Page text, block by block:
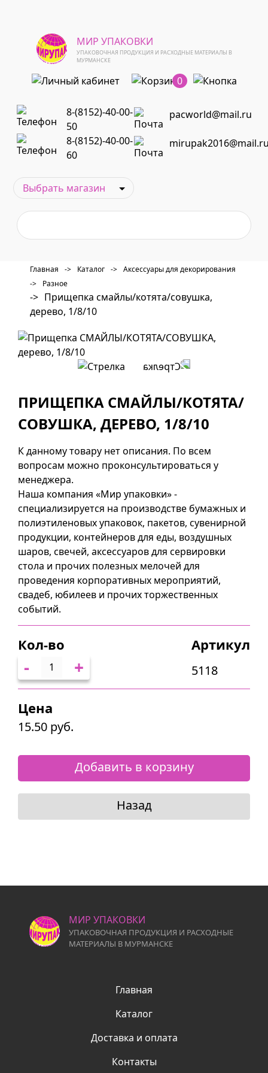
МИР УПАКОВКИ
УПАКОВОЧНАЯ ПРОДУКЦИЯ И РАСХОДНЫЕ МАТЕРИАЛЫ В
МУРМАНСКЕ
0
8-(8152)-40-00-
50
pacworld@mail.ru
8-(8152)-40-00-
60
Главная -> Каталог -> Аксессуары для декорирования
->
Разное
-> Прищепка смайлы/котята/совушка,
дерево, 1/8/10
ПРИЩЕПКА СМАЙЛЫ/КОТЯТА/
СОВУШКА, ДЕРЕВО, 1/8/10
К данному товару нет описания. По всем
вопросам можно проконсультироваться у
менеджера.
Наша компания «Мир упаковки» -
специализируется на производстве бумажных и
полиэтиленовых упаковок, пакетов, сувенирной
продукции, контейнеров для еды, воздушных
шаров, свечей, аксессуаров для сервировки
стола и прочих полезных мелочей для
проведения корпоративных мероприятий,
свадеб, юбилеев и прочих торжественных
событий.
Кол-во
- +
Артикул
5118
Цена
15.50 руб.
Добавить в корзину
Назад
МИР УПАКОВКИ
УПАКОВОЧНАЯ ПРОДУКЦИЯ И РАСХОДНЫЕ
МАТЕРИАЛЫ В МУРМАНСКЕ
Главная
Каталог
Доставка и оплата
Контакты